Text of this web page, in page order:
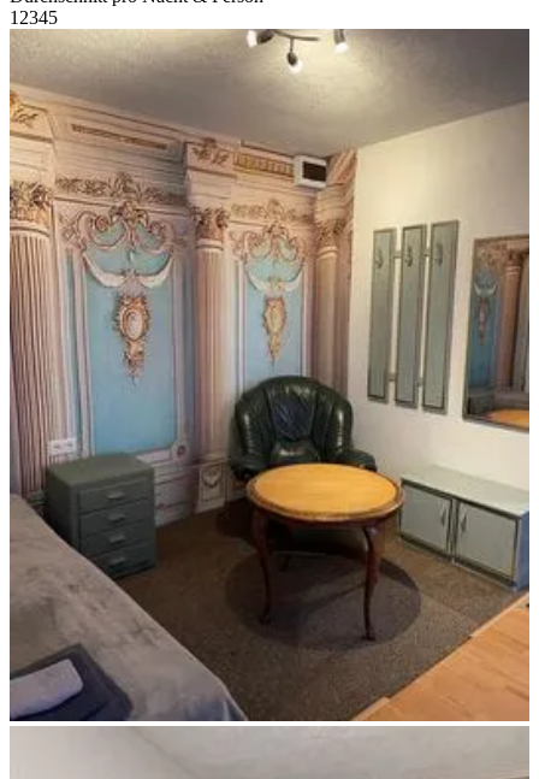
1 2345